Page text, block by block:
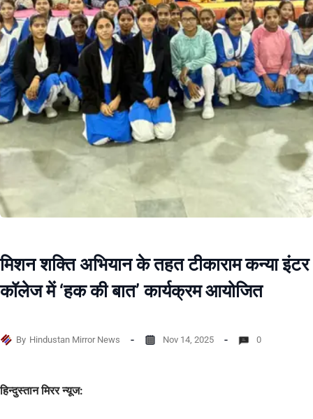
मिशन शक्ति अभियान के तहत टीकाराम कन्या इंटर
कॉलेज में ‘हक की बात’ कार्यक्रम आयोजित
By Hindustan Mirror News Nov 14, 2025 0
हिन्दुस्तान मिरर न्यूज: